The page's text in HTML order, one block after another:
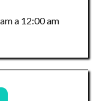
a 12:00 am